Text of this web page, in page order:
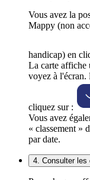
Vous avez la
Mappy (non
handicap) en
La carte affiche
voyez à l'écran.
cliquez sur :
Vous avez
« classement »
par date.
4. Consulter les